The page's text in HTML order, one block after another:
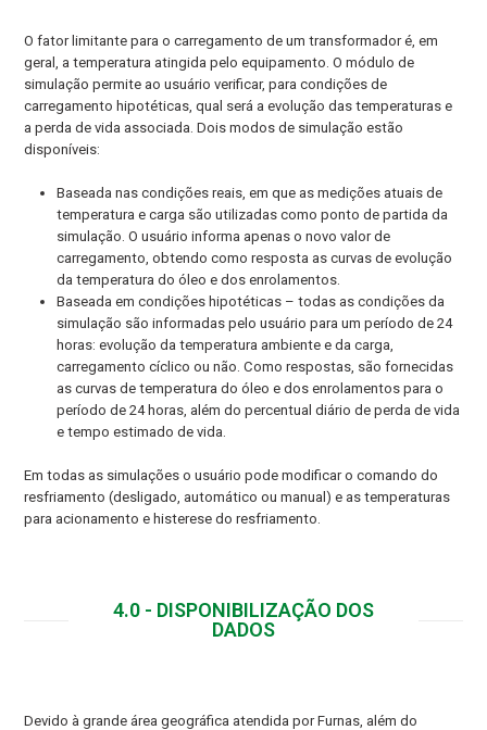
O fator limitante para o carregamento de um transformador é, em
geral, a temperatura atingida pelo equipamento. O módulo de
simulação permite ao usuário verificar, para condições de
carregamento hipotéticas, qual será a evolução das temperaturas e
a perda de vida associada. Dois modos de simulação estão
disponíveis:
Baseada nas condições reais, em que as medições atuais de
temperatura e carga são utilizadas como ponto de partida da
simulação. O usuário informa apenas o novo valor de
carregamento, obtendo como resposta as curvas de evolução
da temperatura do óleo e dos enrolamentos.
Baseada em condições hipotéticas – todas as condições da
simulação são informadas pelo usuário para um período de 24
horas: evolução da temperatura ambiente e da carga,
carregamento cíclico ou não. Como respostas, são fornecidas
as curvas de temperatura do óleo e dos enrolamentos para o
período de 24 horas, além do percentual diário de perda de vida
e tempo estimado de vida.
Em todas as simulações o usuário pode modificar o comando do
resfriamento (desligado, automático ou manual) e as temperaturas
para acionamento e histerese do resfriamento.
4.0 - DISPONIBILIZAÇÃO DOS
DADOS
Devido à grande área geográfica atendida por Furnas, além do